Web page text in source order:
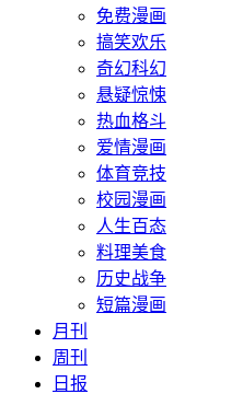
免费漫画
搞笑欢乐
奇幻科幻
悬疑惊悚
热血格斗
爱情漫画
体育竞技
校园漫画
人生百态
料理美食
历史战争
短篇漫画
月刊
周刊
日报